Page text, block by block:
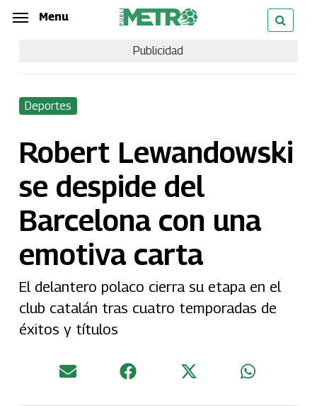
Skip
content
Menu
Publicidad
Deportes
Robert Lewandowski
se despide del
Barcelona con una
emotiva carta
El delantero polaco cierra su etapa en el
club catalán tras cuatro temporadas de
éxitos y títulos
Menu